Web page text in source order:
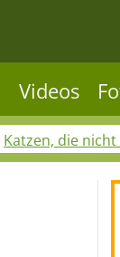
Videos
Katzen, die